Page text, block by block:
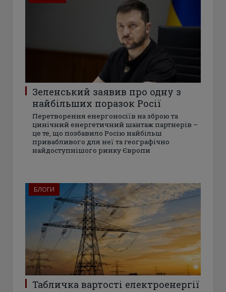
Зеленський заявив про одну з
найбільших поразок Росії
Перетворення енергоносіїв на зброю та
цинічний енергетичний шантаж партнерів –
це те, що позбавило Росію найбільш
привабливого для неї та географічно
найдоступнішого ринку Європи
БЛОГИ
Табличка вартості електроенергії